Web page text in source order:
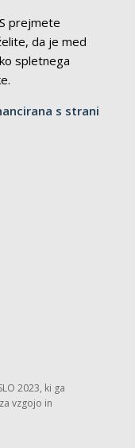
prejmete
da je med
spletnega
s strani
2023, ki ga
vzgojo in